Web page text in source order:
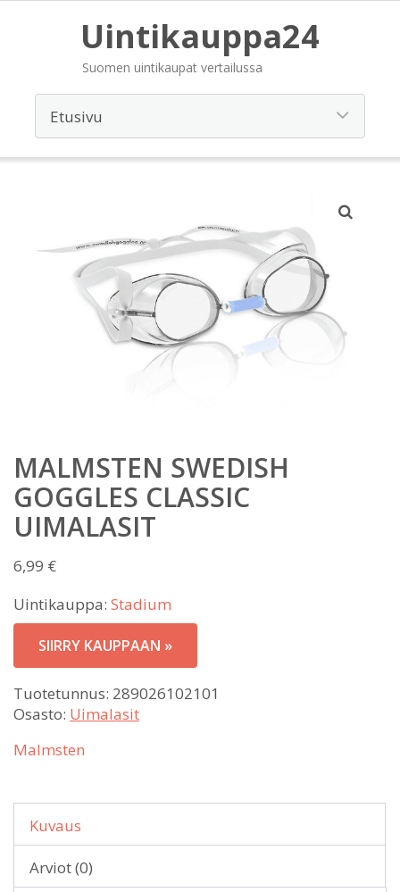
Uintikauppa24
Suomen uintikaupat vertailussa
MALMSTEN SWEDISH
GOGGLES CLASSIC
UIMALASIT
6,99 €
Uintikauppa: Stadium
SIIRRY KAUPPAAN »
Tuotetunnus: 289026102101
Osasto: Uimalasit
Malmsten
Kuvaus
Arviot (0)